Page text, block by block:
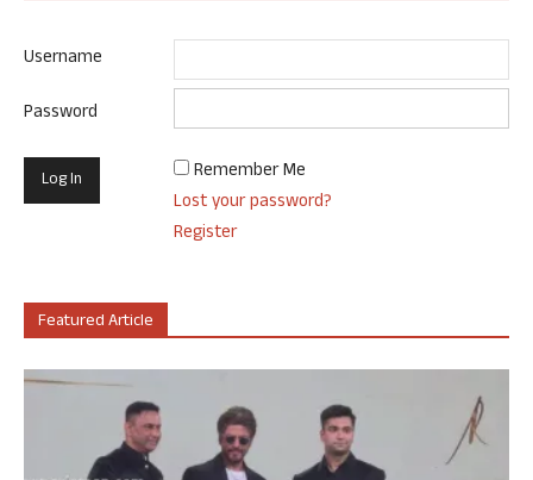
Username
Password
Remember Me
Lost your password?
Register
Featured Article